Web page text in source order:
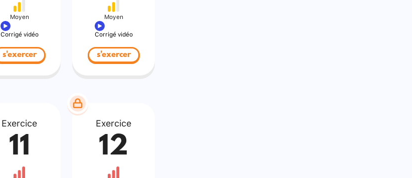
Moyen
Corrigé vidéo
s'exercer
Moyen
Corrigé vidéo
s'exercer
Exercice
11
Exercice
12